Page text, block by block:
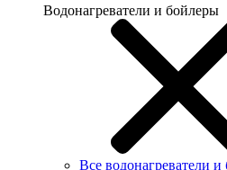
Водонагреватели и бойлеры
Все водонагреватели